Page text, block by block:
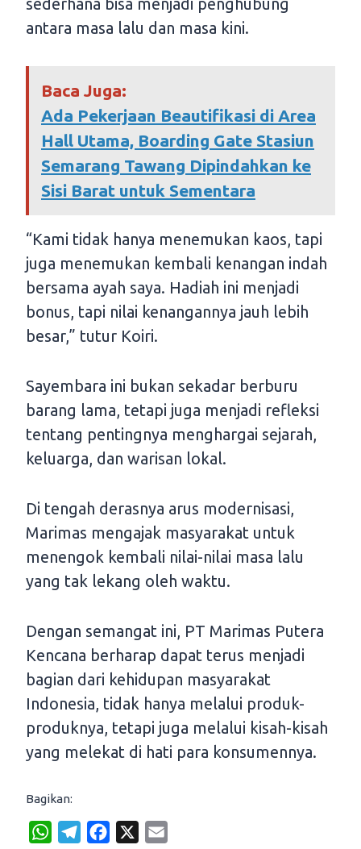
antara masa lalu dan masa kini.
Baca Juga:
Ada Pekerjaan Beautifikasi di Area
Hall Utama, Boarding Gate Stasiun
Semarang Tawang Dipindahkan ke
Sisi Barat untuk Sementara
“Kami tidak hanya menemukan kaos, tapi
juga menemukan kembali kenangan indah
bersama ayah saya. Hadiah ini menjadi
bonus, tapi nilai kenangannya jauh lebih
besar,” tutur Koiri.
Sayembara ini bukan sekadar berburu
barang lama, tetapi juga menjadi refleksi
tentang pentingnya menghargai sejarah,
keluarga, dan warisan lokal.
Di tengah derasnya arus modernisasi,
Marimas mengajak masyarakat untuk
menengok kembali nilai-nilai masa lalu
yang tak lekang oleh waktu.
Dengan semangat ini, PT Marimas Putera
Kencana berharap dapat terus menjadi
bagian dari kehidupan masyarakat
Indonesia, tidak hanya melalui produk-
produknya, tetapi juga melalui kisah-kisah
yang melekat di hati para konsumennya.
Bagikan:
W